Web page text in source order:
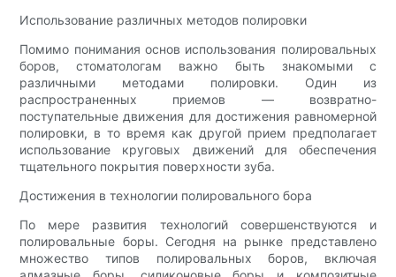
Использование различных методов полировки
Помимо понимания основ использования полировальных
боров, стоматологам важно быть знакомыми с
различными методами полировки. Один из
распространенных приемов — возвратно-
поступательные движения для достижения равномерной
полировки, в то время как другой прием предполагает
использование круговых движений для обеспечения
тщательного покрытия поверхности зуба.
Достижения в технологии полировального бора
По мере развития технологий совершенствуются и
полировальные боры. Сегодня на рынке представлено
множество типов полировальных боров, включая